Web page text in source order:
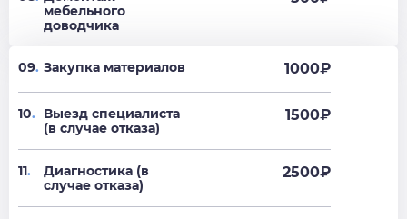
мебельного
доводчика
09. Закупка материалов 1000₽
10.
Выезд специалиста
(в случае отказа)
1500₽
11.
Диагностика (в
случае отказа)
2500₽